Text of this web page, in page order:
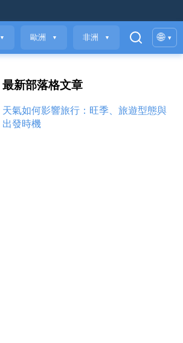
▼ 歐洲 ▼ 非洲 ▼ 🌐 ▾
最新部落格文章
天氣如何影響旅行：旺季、旅遊型態與
出發時機